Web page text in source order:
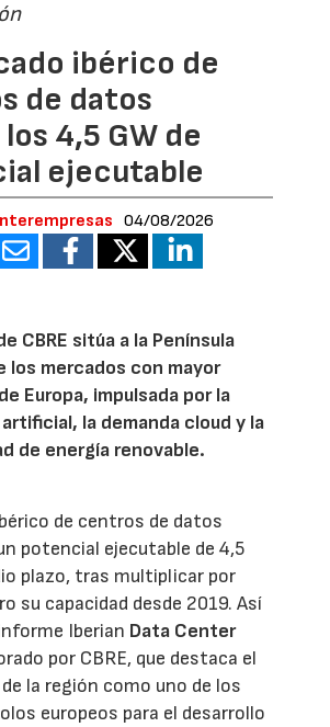
ibérico de
de datos
4,5 GW de
ejecutable
04/08/2026
CBRE sitúa a la Península
los mercados con mayor
Europa, impulsada por la
la demanda cloud y la
de energía renovable.
de centros de datos
potencial ejecutable de 4,5
plazo, tras multiplicar por
su capacidad desde 2019. Así
Iberian Data Center
por CBRE, que destaca el
la región como uno de los
europeos para el desarrollo